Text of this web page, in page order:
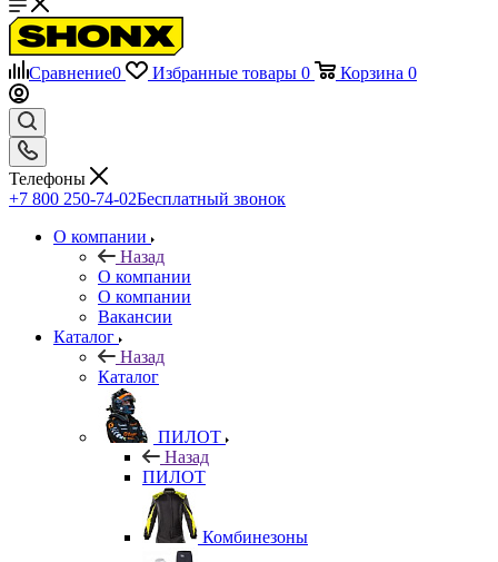
Сравнение0 Избранные товары 0 Корзина 0
Телефоны
+7 800 250-74-02Бесплатный звонок
О компании
Назад
О компании
О компании
Вакансии
Каталог
Назад
Каталог
ПИЛОТ
Назад
ПИЛОТ
Комбинезоны